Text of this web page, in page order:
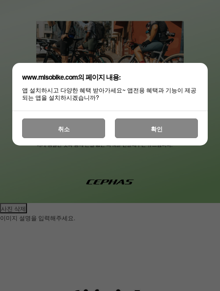
사진 삭제
이미지 설명을 입력해주세요.
www.misobike.com의 페이지 내용:
앱 설치하시고 다양한 혜택 받아가세요~ 앱전용 혜택과 기능이 제공
되는 앱을 설치하시겠습니까?
취소 확인